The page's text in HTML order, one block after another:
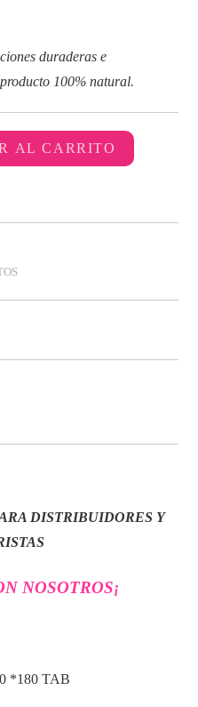
duraderas e
producto 100% natural.
AL CARRITO
DISTRIBUIDORES Y
NOSOTROS¡
*180 TAB